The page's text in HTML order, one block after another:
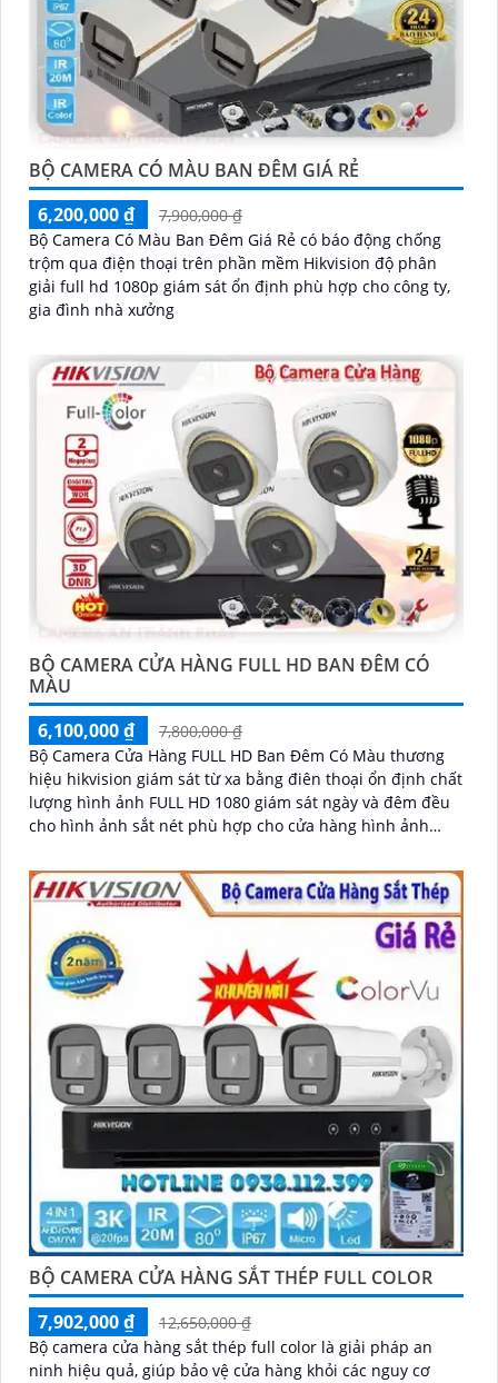
BỘ CAMERA CÓ MÀU BAN ĐÊM GIÁ RẺ
6,200,000 ₫
7,900,000 ₫
Bộ Camera Có Màu Ban Đêm Giá Rẻ có báo động chống
trộm qua điện thoại trên phần mềm Hikvision độ phân
giải full hd 1080p giám sát ổn định phù hợp cho công ty,
gia đình nhà xưởng
BỘ CAMERA CỬA HÀNG FULL HD BAN ĐÊM CÓ
MÀU
6,100,000 ₫
7,800,000 ₫
Bộ Camera Cửa Hàng FULL HD Ban Đêm Có Màu thương
hiệu hikvision giám sát từ xa bằng điên thoại ổn định chất
lượng hình ảnh FULL HD 1080 giám sát ngày và đêm đều
cho hình ảnh sắt nét phù hợp cho cửa hàng hình ảnh
BỘ CAMERA CỬA HÀNG SẮT THÉP FULL COLOR
7,902,000 ₫
12,650,000 ₫
Bộ camera cửa hàng sắt thép full color là giải pháp an
ninh hiệu quả, giúp bảo vệ cửa hàng khỏi các nguy cơ